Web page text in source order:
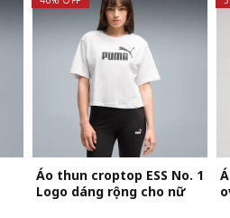
Áo thun croptop ESS No. 1
Logo dáng rộng cho nữ